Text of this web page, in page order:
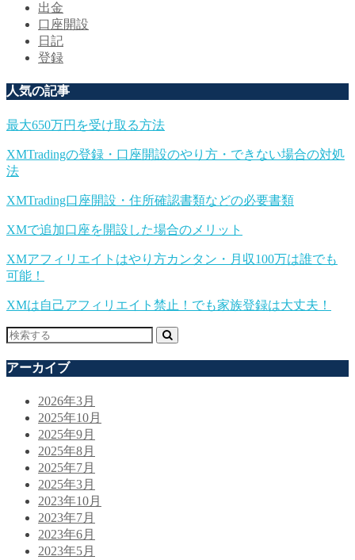
出金
口座開設
日記
登録
人気の記事
最大650万円を受け取る方法
XMTradingの登録・口座開設のやり方・できない場合の対処
法
XMTrading口座開設・住所確認書類などの必要書類
XMで追加口座を開設した場合のメリット
XMアフィリエイトはやり方カンタン・月収100万は誰でも
可能！
XMは自己アフィリエイト禁止！でも家族登録は大丈夫！
アーカイブ
2026年3月
2025年10月
2025年9月
2025年8月
2025年7月
2025年3月
2023年10月
2023年7月
2023年6月
2023年5月